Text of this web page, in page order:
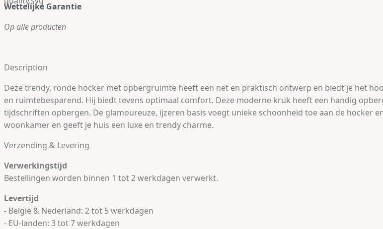
Wettelijke Garantie
Op alle producten
Description
Deze trendy, ronde hocker met opbergruimte heeft een net en praktisch ontwerp en biedt je het
en ruimtebesparend. Hij biedt tevens optimaal comfort. Deze moderne kruk heeft een handig
tijdschriften opbergen. De glamoureuze, ijzeren basis voegt unieke schoonheid toe aan de hocker
woonkamer en geeft je huis een luxe en trendy charme.
Verzending & Levering
Verwerkingstijd
Bestellingen worden binnen 1 tot 2 werkdagen verwerkt.
Levertijd
- België & Nederland: 2 tot 5 werkdagen
- EU-landen: 3 tot 7 werkdagen